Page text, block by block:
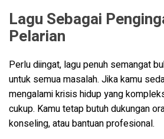
Lagu Sebagai
Pelarian
Perlu diingat, lagu penuh semangat
untuk semua masalah. Jika kamu
mengalami krisis hidup yang
cukup. Kamu tetap butuh dukungan
konseling, atau bantuan profesional.